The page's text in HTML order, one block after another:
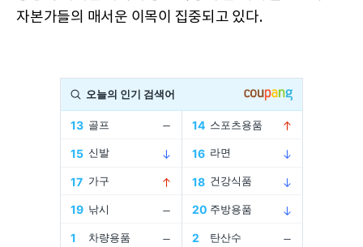
자본가들의 매서운 이목이 집중되고 있다.